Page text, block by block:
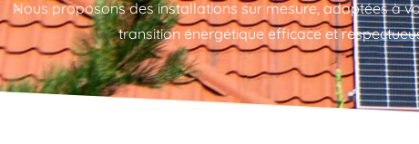
Nous proposons des installations sur mesure, adaptées à
transition énergétique efficace et